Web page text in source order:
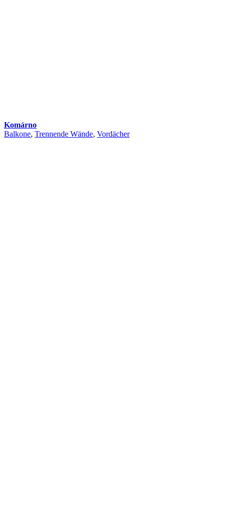
Komárno
Balkone, Trennende Wände, Vordächer